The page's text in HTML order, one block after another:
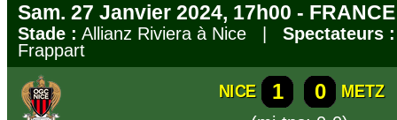
Sam. 27 Janvier 2024, 17h00 -
Stade : Allianz Riviera à Nice | Spectateurs :
Frappart
NICE 1 0
METZ